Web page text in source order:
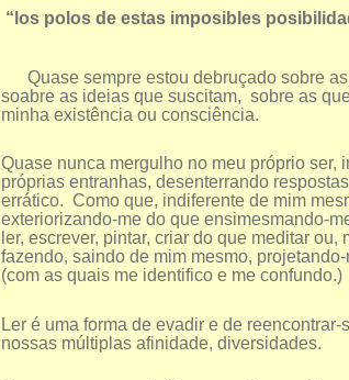
“los polos de estas imposibles
Quase sempre estou debruçado sobre
soabre as ideias que suscitam, sobre as
minha existência ou consciência.
Quase nunca mergulho no meu próprio ser,
próprias entranhas, desenterrando
errático. Como que, indiferente de mim
exteriorizando-me do que ensimesmando-
ler, escrever, pintar, criar do que meditar
fazendo, saindo de mim mesmo,
(com as quais me identifico e me confundo.)
Ler é uma forma de evadir e de
nossas múltiplas afinidade, diversidades.